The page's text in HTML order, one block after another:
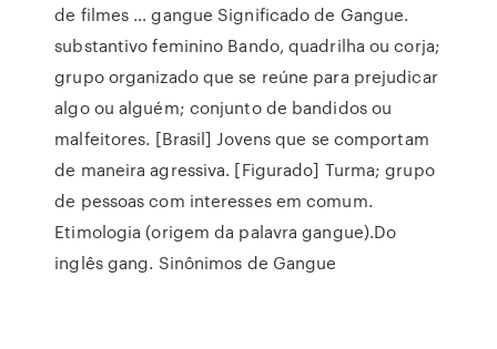
de filmes … gangue Significado de Gangue.
substantivo feminino Bando, quadrilha ou corja;
grupo organizado que se reúne para prejudicar
algo ou alguém; conjunto de bandidos ou
malfeitores. [Brasil] Jovens que se comportam
de maneira agressiva. [Figurado] Turma; grupo
de pessoas com interesses em comum.
Etimologia (origem da palavra gangue).Do
inglês gang. Sinônimos de Gangue